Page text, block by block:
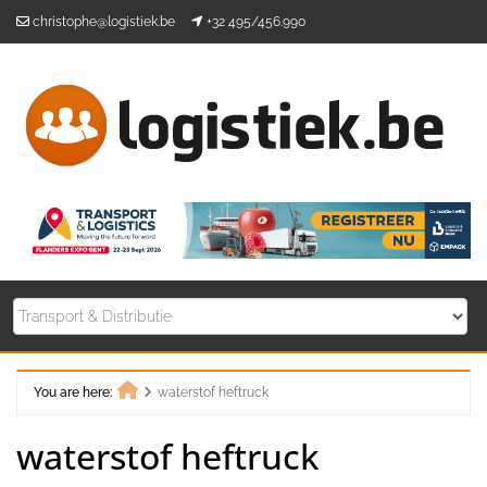
christophe@logistiek.be +32 495/456.990
You are here:
waterstof heftruck
waterstof heftruck